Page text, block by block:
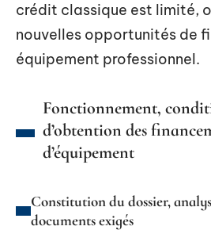
crédit classique est limité,
nouvelles opportunités de
équipement professionnel.
Fonctionnement,
d’obtention des
d’équipement
Constitution du dossier,
documents exigés